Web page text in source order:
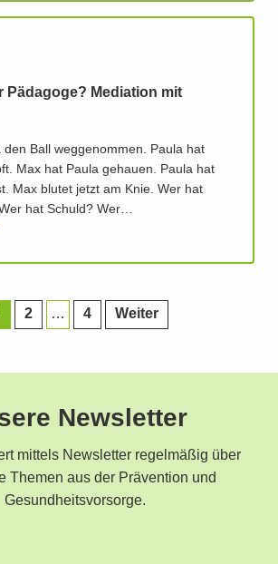
Pädagoge? Mediation mit
den Ball weggenommen. Paula hat
Max hat Paula gehauen. Paula hat
Max blutet jetzt am Knie. Wer hat
hat Schuld? Wer…
2 … 4 Weiter
Newsletter
mittels Newsletter regelmäßig über
Themen aus der Prävention und
Gesundheitsvorsorge.